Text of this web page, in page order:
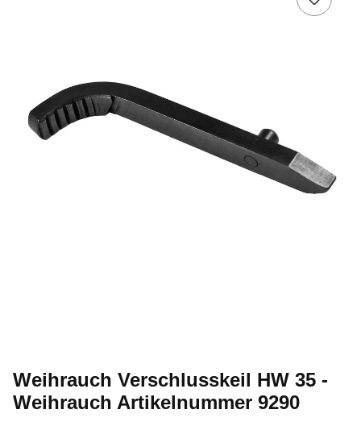
Weihrauch Verschlusskeil HW 35 -
Weihrauch Artikelnummer 9290